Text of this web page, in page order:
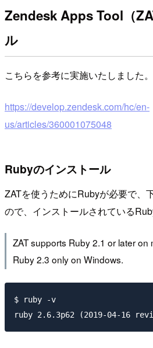
Zendesk Apps Tool（
ル
こちらを参考に実施いたしました。
https://develop.zendesk.com/hc/en-
us/articles/360001075048
Rubyのインストール
ZATを使うためにRubyが必要で、
ので、インストールされている
ZAT supports Ruby 2.1 or later
Ruby 2.3 only on Windows.
$ ruby -v